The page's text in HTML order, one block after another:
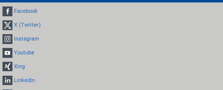
Facebook
X (Twitter)
Instagram
Youtube
Xing
LinkedIn